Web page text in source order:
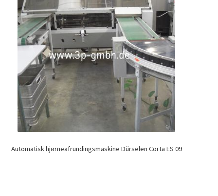
Automatisk hjørneafrundingsmaskine Dürselen Corta ES 09